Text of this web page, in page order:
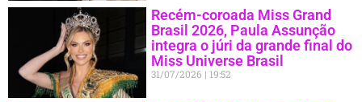
Recém-coroada Miss Grand
Brasil 2026, Paula Assunção
integra o júri da grande final do
Miss Universe Brasil
31/07/2026 19:52